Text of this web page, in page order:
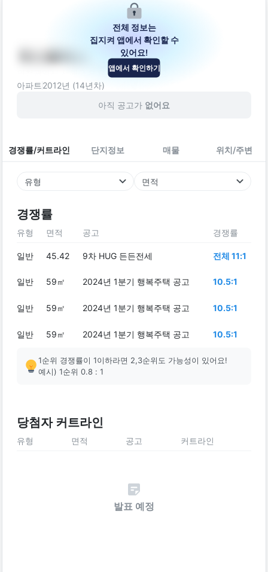
에스클래스
인천광역시 서해구 도요지로189번길 30
아파트 2012년 (14년차)
아직 공고가 없어요
경쟁률/커트라인 단지정보 매물 위치/주변
유형 면적
경쟁률
전체 정보는
집지켜 앱에서 확인할 수
있어요!
앱에서 확인하기
유형 면적 공고 경쟁률
일반 45.42 9차 HUG 든든전세 전체 11:1
일반 59㎡ 2024년 1분기 행복주택 공고 10.5:1
일반 59㎡ 2024년 1분기 행복주택 공고 10.5:1
일반 59㎡ 2024년 1분기 행복주택 공고 10.5:1
1순위 경쟁률이 1이하라면 2,3순위도 가능성이 있어요!
예시) 1순위 0.8 : 1
당첨자 커트라인
유형 면적 공고 커트라인
발표 예정